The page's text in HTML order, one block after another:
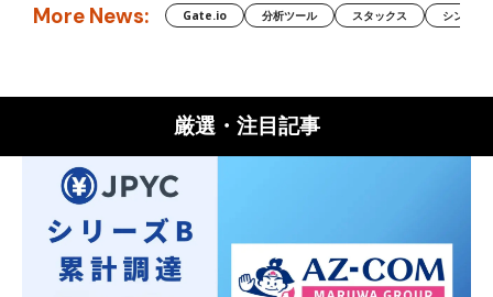
More News: Gate.io 分析ツール スタックス シンボル
厳選・注目記事